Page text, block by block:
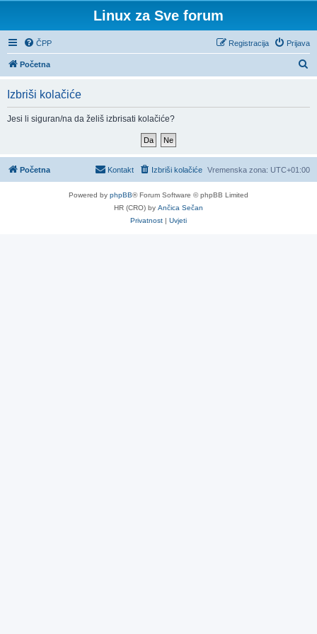
Linux za Sve forum
ČPP Prijava
Registracija
Početna
n
Izbriši kolačiće
Jesi li siguran/na da želiš izbrisati kolačiće?
Početna Vremenska zona: UTC+01:00
Izbriši kolačiće
Kontakt
Powered by phpBB® Forum Software © phpBB Limited
HR (CRO) by Ančica Sečan
Privatnost | Uvjeti